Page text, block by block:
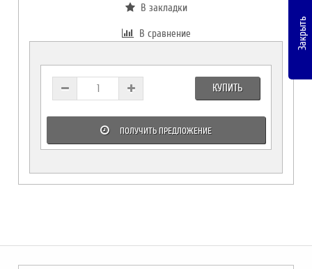
В закладки
В сравнение
КУПИТЬ
ПОЛУЧИТЬ ПРЕДЛОЖЕНИЕ
Закрыть